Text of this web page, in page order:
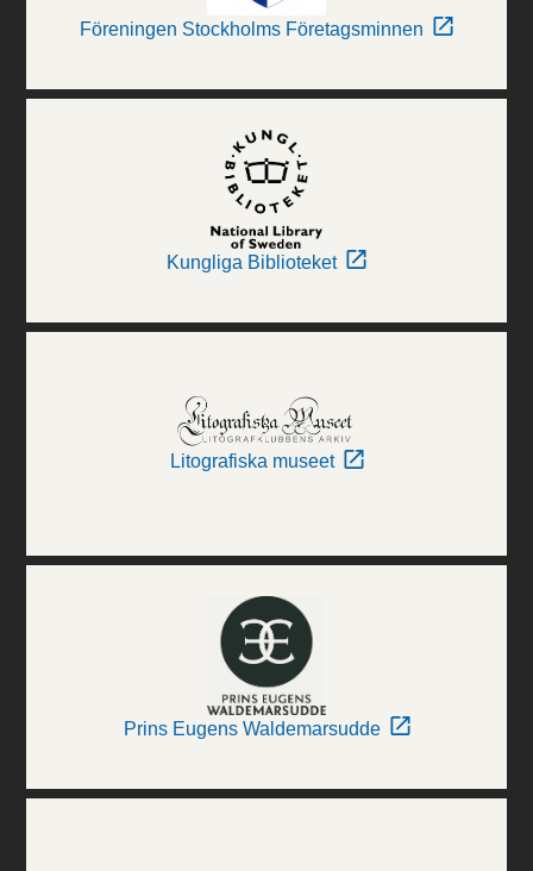
Föreningen Stockholms Företagsminnen
Kungliga Biblioteket
Litografiska museet
Prins Eugens Waldemarsudde